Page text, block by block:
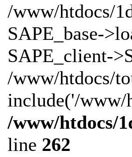
/www/htdocs/
SAPE_base-
SAPE_client-
/www/htdocs/
include('/
/www/htdocs/
line 262